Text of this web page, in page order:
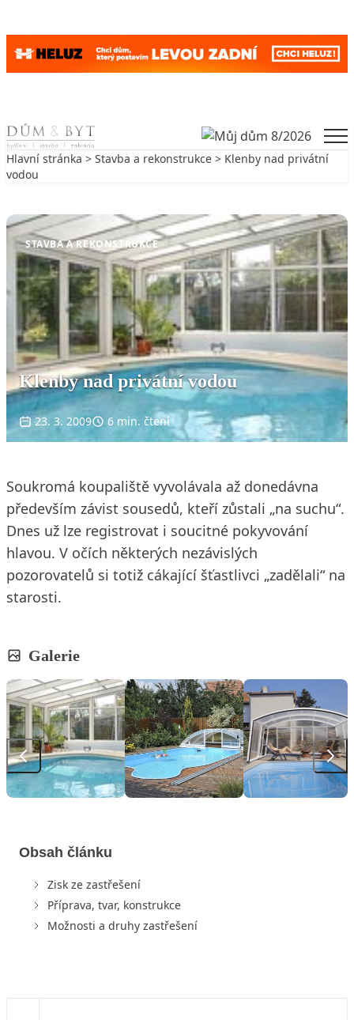
Skip to content
Hlavní stránka > Stavba a rekonstrukce > Klenby nad privátní
vodou
STAVBA A REKONSTRUKCE
Klenby nad privátní vodou
23. 3. 2009 6 min. čtení
Soukromá koupaliště vyvolávala až donedávna
především závist sousedů, kteří zůstali „na suchu“.
Dnes už lze registrovat i soucitné pokyvování
hlavou. V očích některých nezávislých
pozorovatelů si totiž cákající šťastlivci „zadělali“ na
starosti.
Galerie
Obsah článku
Zisk ze zastřešení
Příprava, tvar, konstrukce
Možnosti a druhy zastřešení